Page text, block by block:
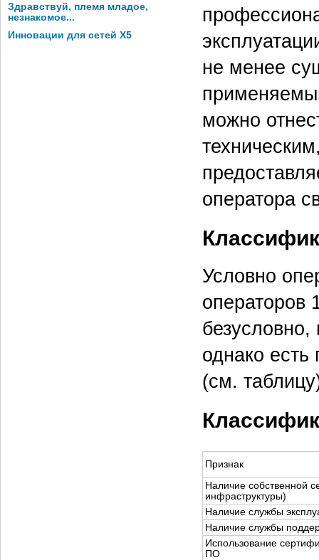
Здравствуй, племя младое,
незнакомое...
Инновации для сетей X5
не менее
можно
оператора
Условно
операторов
безусловно,
однако
(см.
Признак
Наличие собственной
инфраструктуры)
Наличие службы
Наличие службы
Использование
ПО